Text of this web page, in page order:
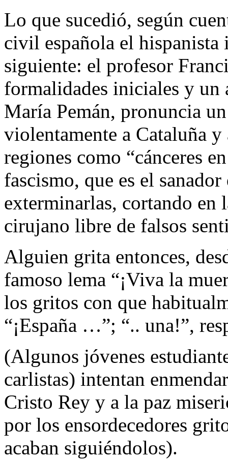
Lo que sucedió, según
civil española el hispanista
siguiente: el profesor
formalidades iniciales y un
María Pemán, pronuncia
violentamente a Cataluña
regiones como “cánceres
fascismo, que es el
exterminarlas, cortando
cirujano libre de falsos
Alguien grita entonces,
famoso lema “¡Viva la
los gritos con que
“¡España …”; “.. una!”,
(Algunos jóvenes
carlistas) intentan
Cristo Rey y a la paz
por los ensordecedores
acaban siguiéndolos).